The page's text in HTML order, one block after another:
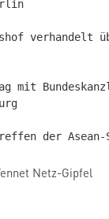
verhandelt
mit
Netz-Gipfel